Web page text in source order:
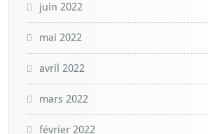
juin 2022
mai 2022
avril 2022
mars 2022
février 2022